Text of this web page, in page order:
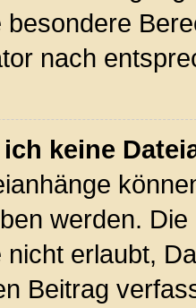
besondere
nach
keine
werden.
nicht erlaubt,
Beitrag